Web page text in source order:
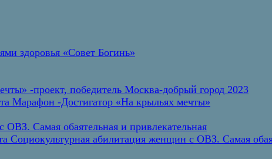
здоровья «Совет Богинь»
-проект, победитель Москва-добрый город 2023
Марафон -Достигатор «На крыльях мечты»
Самая обаятельная и привлекательная
Социокультурная абилитация женщин с ОВЗ. Самая